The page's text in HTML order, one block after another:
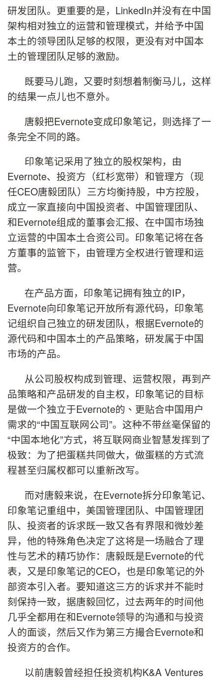
研发团队。更重要的是， LinkedIn并没有在中国
架构相对独立的运营和管理模式，并给予中国
本土的领导团队足够的权限，更没有对中国本
土的管理团队足够的激励。
既要马儿跑，又要时刻想着制衡马儿，这样
的结果一点儿也不意外。
唐毅把Evernote变成印象笔记，则选择了一
条完全不同的路。
印象笔记采用了独立的股权架构，由
Evernote、投资方（红杉宽带）和管理方（现
任CEO唐毅团队）三方均衡持股，中方控股，
成立一家直接向中国投资者、中国管理团队、
和Evernote组成的董事会汇报、在中国市场独
立运营的中国本土合资公司。印象笔记将在各
方董事的监管下，由管理方全权进行管理和运
营。
在产品方面，印象笔记拥有独立的IP，
Evernote向印象笔记开放所有源代码，印象笔
记组织自己独立的研发团队，根据Evernote的
源代码和中国本土的产品策略，研发属于中国
市场的产品。
从公司股权构成到管理、运营权限，再到产
品策略和产品研发的自主权，印象笔记的目标
是做一个独立于Evernote的、更贴合中国用户
需求的“中国互联网公司”。这种不带丝毫保留的
“中国本地化”方式，将互联网商业智慧发挥到了
极致：为了把蛋糕共同做大，做蛋糕的方式流
程甚至归属权都可以重新改写。
而对唐毅来说，在Evernote拆分印象笔记、
印象笔记重组中，美国管理团队、中国管理团
队、投资者的诉求既一致又各有界限和微妙差
异，他的特殊角色决定了这将是一场融合了理
性与艺术的精巧协作：唐毅既是Evernote的代
表，又是印象笔记的CEO，也是印象笔记的外
部资本引入者。要知道这三方的诉求并不能时
刻保持一致，据唐毅回忆，过去两年的时间他
几乎全都用在和Evernote领导的沟通和与投资
人的面谈，然后又作为第三方撮合Evernote和
投资方的合作。
以前唐毅曾经担任投资机构K&A Ventures